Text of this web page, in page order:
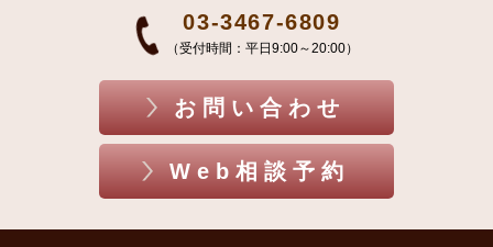
03-3467-6809
（受付時間：平日9:00～20:00）
お問い合わせ
Web相談予約